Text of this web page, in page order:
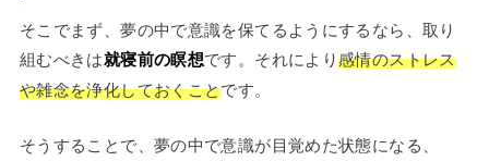
そこでまず、夢の中で意識を保てるようにするなら、取り
組むべきは就寝前の瞑想です。それにより感情のストレス
や雑念を浄化しておくことです。
そうすることで、夢の中で意識が目覚めた状態になる、